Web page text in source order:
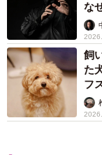
私は田んぼに突
つかないよ
— ねぎ子�
実は西予市名
讃線・伊予石城
な
未
飼
た
フ